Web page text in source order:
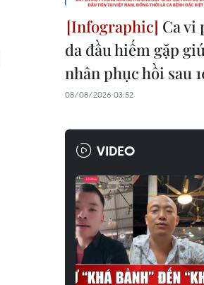
Ca vi
da đầu hiếm gặp
nhân phục hồi sau
08/08/2026 03:52
VIDEO